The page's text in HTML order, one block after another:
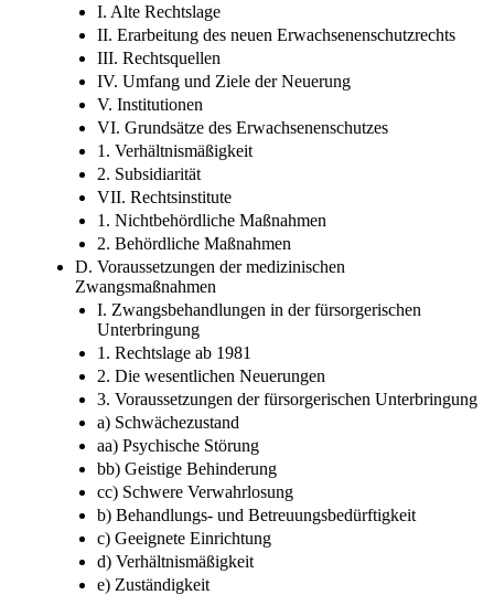
I. Alte Rechtslage
II. Erarbeitung des neuen Erwachsenenschutzrechts
III. Rechtsquellen
IV. Umfang und Ziele der Neuerung
V. Institutionen
VI. Grundsätze des Erwachsenenschutzes
1. Verhältnismäßigkeit
2. Subsidiarität
VII. Rechtsinstitute
1. Nichtbehördliche Maßnahmen
2. Behördliche Maßnahmen
D. Voraussetzungen der medizinischen
Zwangsmaßnahmen
I. Zwangsbehandlungen in der fürsorgerischen
Unterbringung
1. Rechtslage ab 1981
2. Die wesentlichen Neuerungen
3. Voraussetzungen der fürsorgerischen Unterbringung
a) Schwächezustand
aa) Psychische Störung
bb) Geistige Behinderung
cc) Schwere Verwahrlosung
b) Behandlungs- und Betreuungsbedürftigkeit
c) Geeignete Einrichtung
d) Verhältnismäßigkeit
e) Zuständigkeit